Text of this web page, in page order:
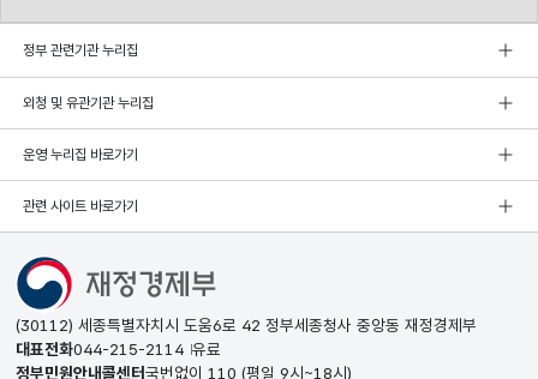
정부 관련기관 누리집
외청 및 유관기관 누리집
운영 누리집 바로가기
관련 사이트 바로가기
(30112) 세종특별자치시 도움6로 42 정부세종청사 중앙동 재정경제부
대표전화044-215-2114 유료
정부민원안내콜센터국번없이 110 (평일 9시~18시)